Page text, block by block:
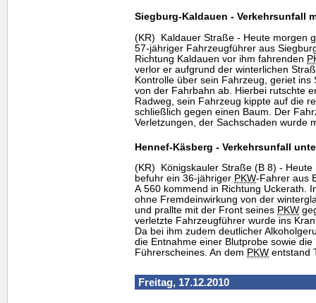
Siegburg-Kaldauen - Verkehrsunfall
(KR) Kaldauer Straße - Heute morgen
57-jähriger Fahrzeugführer aus
Richtung Kaldauen vor ihm fahrenden
verlor er aufgrund der winterlichen
Kontrolle über sein Fahrzeug, geriet ins
von der Fahrbahn ab. Hierbei rutschte
Radweg, sein Fahrzeug kippte auf die
schließlich gegen einen Baum. Der
Verletzungen, der Sachschaden wurde
Hennef-Käsberg - Verkehrsunfall
(KR) Königskauler Straße (B 8) -
befuhr ein 36-jähriger PKW-Fahrer aus
A 560 kommend in Richtung Uckerath.
ohne Fremdeinwirkung von der
und prallte mit der Front seines PKW
verletzte Fahrzeugführer wurde ins
Da bei ihm zudem deutlicher
die Entnahme einer Blutprobe sowie
Führerscheines. An dem PKW entstand
Freitag, 17.12.2010